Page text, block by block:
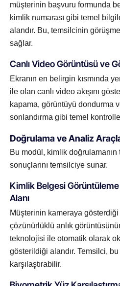
müşterinin başvuru formunda
kimlik numarası gibi temel
alandır. Bu, temsilcinin
sağlar.
Canlı Video Görüntüsü ve
Ekranın en belirgin kısmında
ile olan canlı video akışını
kapama, görüntüyü dondurma
sonlandırma gibi temel
Doğrulama ve Analiz
Bu modül, kimlik doğrulamanın
sonuçlarını temsilciye sunar.
Kimlik Belgesi Görüntüleme
Alanı
Müşterinin kameraya
çözünürlüklü anlık
teknolojisi ile otomatik olarak
gösterildiği alandır. Temsilci,
karşılaştırabilir.